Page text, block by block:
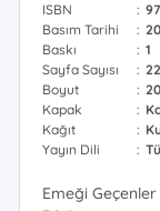
ISBN :
Basım Tarihi
:
Baskı
: 1
Sayfa Sayısı
:
Boyut
:
Kapak
:
Kağıt
:
Yayın Dili
:
Emeği Geçenler